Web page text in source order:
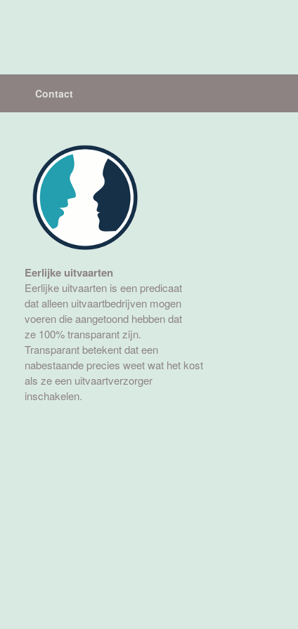
Contact
Eerlijke uitvaarten
Eerlijke uitvaarten is een predicaat
dat alleen uitvaartbedrijven mogen
voeren die aangetoond hebben dat
ze 100% transparant zijn.
Transparant betekent dat een
nabestaande precies weet wat het kost
als ze een uitvaartverzorger
inschakelen.